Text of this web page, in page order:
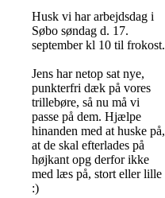
Husk vi har arbejdsdag i
Søbo søndag d. 17.
september kl 10 til frokost.
Jens har netop sat nye,
punkterfri dæk på vores
trillebøre, så nu må vi
passe på dem. Hjælpe
hinanden med at huske på,
at de skal efterlades på
højkant opg derfor ikke
med læs på, stort eller lille
:)